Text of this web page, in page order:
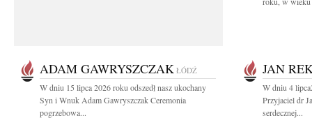
ADAM GAWRYSZCZAK ŁÓDŹ
W dniu 15 lipca 2026 roku odszedł nasz ukochany
Syn i Wnuk Adam Gawryszczak Ceremonia
pogrzebowa...
JAN
W dniu 4
Przyjaciel dr
serdecznej...